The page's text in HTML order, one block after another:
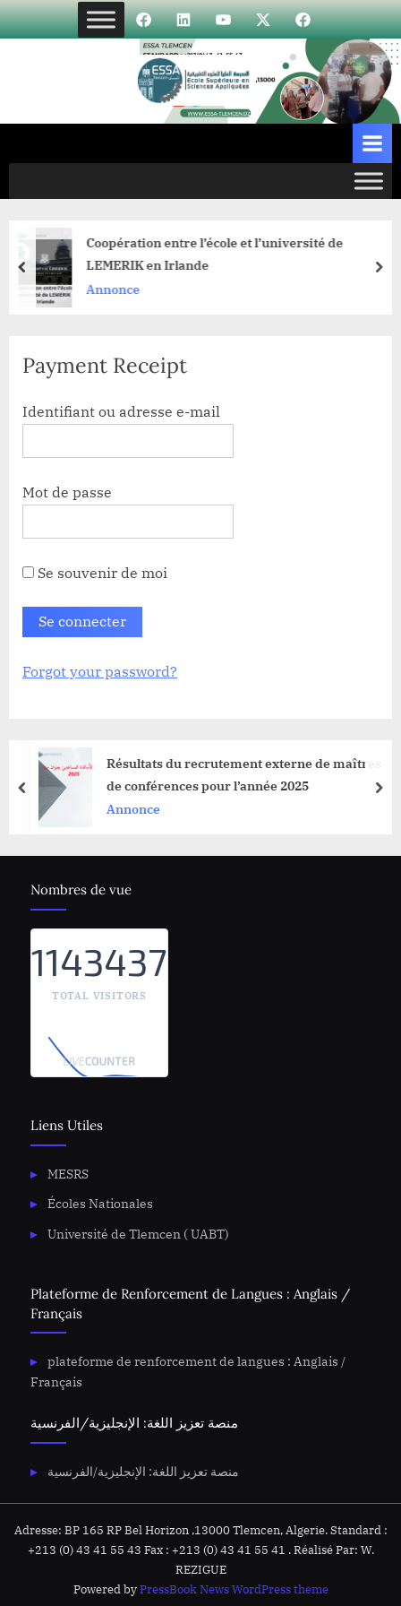
Skip
to
Élément
de
menu
Élément
de
menu
Élément
de
Élément
de
menu
Incubateur
entre l’école et l’université de
en Irlande
prev
Payment Receipt
Identifiant ou adresse e-mail
Mot de passe
Se souvenir de moi
Forgot your password?
du recrutement externe de maîtres
pour l’année 2025
prev
Nombres de vue
1143437
TOTAL VISITORS
Liens Utiles
MESRS
Écoles Nationales
Université de Tlemcen ( UABT)
Plateforme de Renforcement de Langues : Anglais /
Français
plateforme de renforcement de langues : Anglais /
Français
منصة تعزيز اللغة: الإنجليزية/الفرنسية
منصة تعزيز اللغة: الإنجليزية/الفرنسية
Adresse: BP 165 RP Bel Horizon ,13000 Tlemcen, Algerie. Standard :
+213 (0) 43 41 55 43 Fax : +213 (0) 43 41 55 41 . Réalisé Par: W.
REZIGUE
Powered byPressBook News WordPress theme